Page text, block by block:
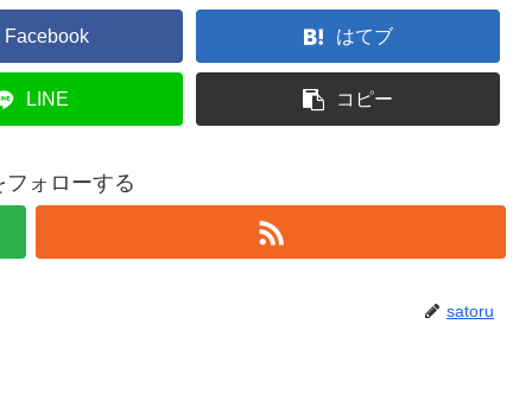
Facebook はてブ
LINE コピー
フォローする
satoru